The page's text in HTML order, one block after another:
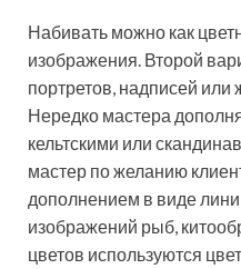
Набивать можно как
изображения. Второй
портретов, надписей или
Нередко мастера
кельтскими или
мастер по желанию
дополнением в виде
изображений рыб,
цветов используются